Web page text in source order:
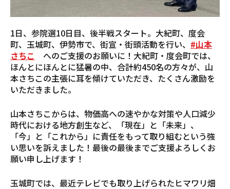
1日、参院選10日目、後半戦スタート。大紀町、度会
町、玉城町、伊勢市で、街宣・街頭活動を行い、 #山本
さちこ
へのご支援のお願いに！大紀町・度会町では、
ほんとにほんとに猛暑の中、合計約450名の方々が、山
本さちこの主張に耳を傾けていただき、たくさん激励を
いただきました。
山本さちこからは、物価高への速やかな対策や人口減少
時代における地方創生など、「現在」と「未来」、
「今」と「これから」に責任をもって取り組むという強
い思いを訴えました！最後の最後までご支援よろしくお
願い申し上げます！
玉城町では、最近テレビでも取り上げられたヒマワリ畑